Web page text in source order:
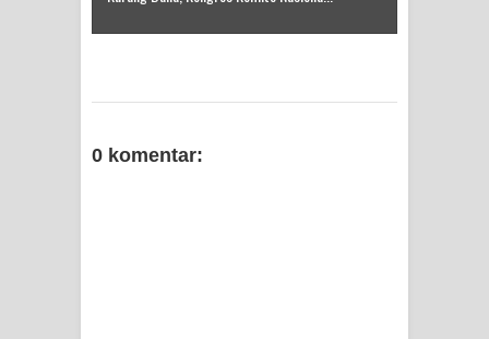
0 komentar: